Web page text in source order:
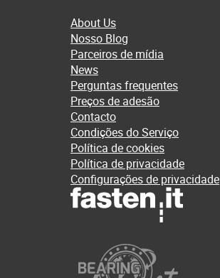
About Us
Nosso Blog
Parceiros de mídia
News
Perguntas frequentes
Preços de adesão
Contacto
Condições do Serviço
Política de cookies
Política de privacidade
Configurações de privacidade